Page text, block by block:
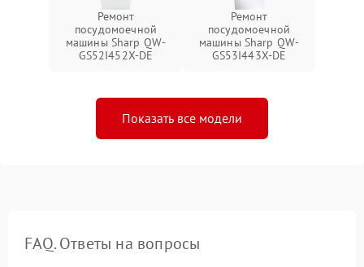
Ремонт
посудомоечной
машины Sharp QW-
GS52I452X-DE
Ремонт
посудомоечной
машины Sharp QW-
GS53I443X-DE
Показать все модели
FAQ. Ответы на вопросы